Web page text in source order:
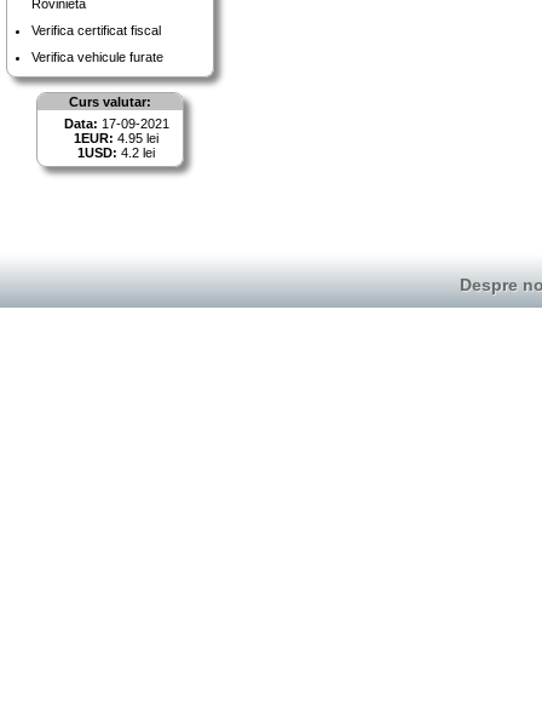
Rovinieta
Verifica certificat fiscal
Verifica vehicule furate
Curs valutar:
Data: 17-09-2021
1EUR: 4.95 lei
1USD: 4.2 lei
Despre